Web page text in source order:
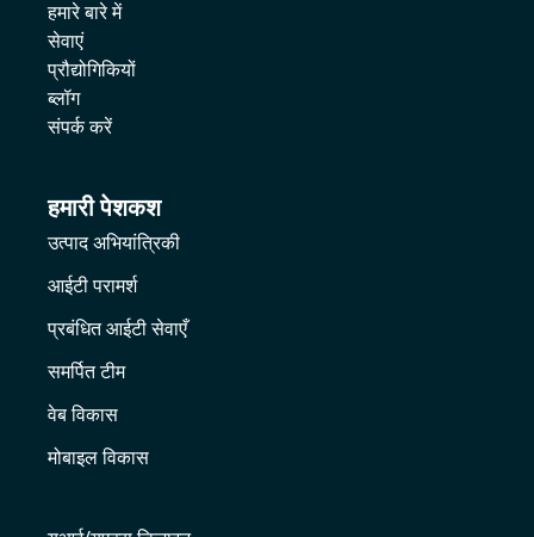
हमारे बारे में
सेवाएं
प्रौद्योगिकियों
ब्लॉग
संपर्क करें
हमारी पेशकश
उत्पाद अभियांत्रिकी
आईटी परामर्श
प्रबंधित आईटी सेवाएँ
समर्पित टीम
वेब विकास
मोबाइल विकास